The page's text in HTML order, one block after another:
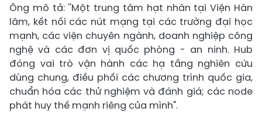
Ông mô tả: ''Một trung tâm hạt nhân tại Viện Hàn
lâm, kết nối các nút mạng tại các trường đại học
mạnh, các viện chuyên ngành, doanh nghiệp công
nghệ và các đơn vị quốc phòng - an ninh. Hub
đóng vai trò vận hành các hạ tầng nghiên cứu
dùng chung, điều phối các chương trình quốc gia,
chuẩn hóa các thử nghiệm và đánh giá; các node
phát huy thế mạnh riêng của mình".